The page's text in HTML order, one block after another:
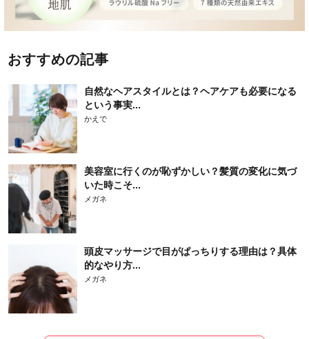
おすすめの記事
自然なヘアスタイルとは？ヘアケアも必要になる
という事実...
かえで
美容室に行くのが恥ずかしい？髪質の変化に気づ
いた時こそ...
メガネ
頭皮マッサージで目がぱっちりする理由は？具体
的なやり方...
メガネ